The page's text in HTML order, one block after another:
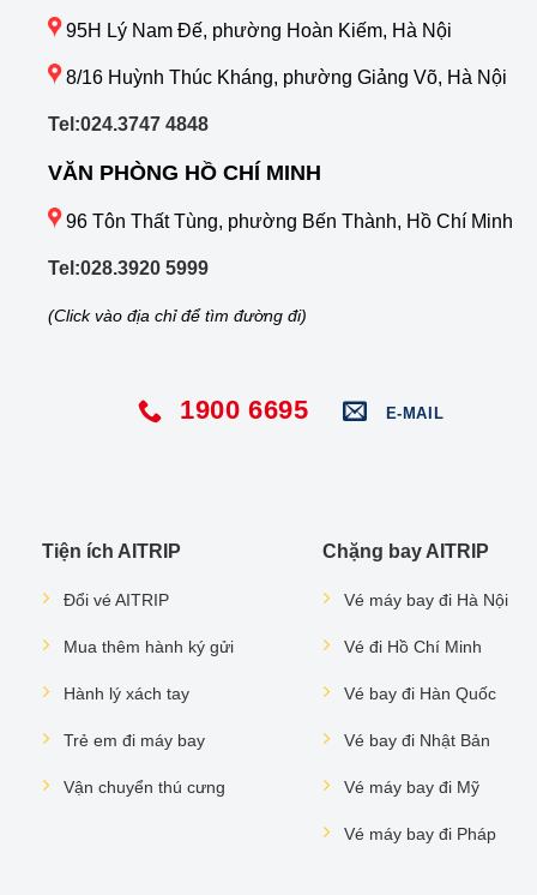
95H Lý Nam Đế, phường Hoàn Kiếm, Hà Nội
8/16 Huỳnh Thúc Kháng, phường Giảng Võ, Hà Nội
Tel:024.3747 4848
VĂN PHÒNG HỒ CHÍ MINH
96 Tôn Thất Tùng, phường Bến Thành, Hồ Chí Minh
Tel:028.3920 5999
(Click vào địa chỉ để tìm đường đi)
1900 6695 E-MAIL
Tiện ích AITRIP
Đổi vé AITRIP
Mua thêm hành ký gửi
Hành lý xách tay
Trẻ em đi máy bay
Vận chuyển thú cưng
Chặng bay AITRIP
Vé máy bay đi Hà Nội
Vé đi Hồ Chí Minh
Vé bay đi Hàn Quốc
Vé bay đi Nhật Bản
Vé máy bay đi Mỹ
Vé máy bay đi Pháp